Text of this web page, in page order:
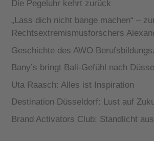
Die Pegeluhr kehrt zurück
„Lass dich nicht bange machen“ –
Rechtsextremismusforschers
Geschichte des AWO
Bany’s bringt Bali-Gefühl nach
Uta Raasch: Alles ist Inspiration
Destination Düsseldorf: Lust auf
Brand Activators Club: Standlicht